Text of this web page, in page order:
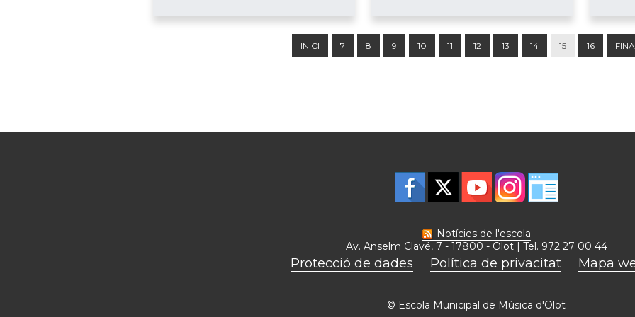
INICI 7 8 9 10 11 12 13 14 15 16
Notícies de l'escola
Av. Anselm Clavé, 7 - 17800 - Olot | Tel. 972 27 00 44
Protecció de dades Política de privacitat Mapa
© Escola Municipal de Música d'Olot